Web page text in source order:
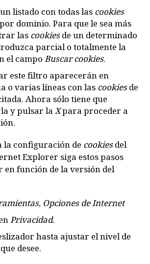
listado con todas las cookies
dominio. Para que le sea más
las cookiesde un determinado
parcial o totalmente la
el campo Buscar cookies.
este filtro aparecerán en
o varias líneas con las cookiesde
Ahora sólo tiene que
y pulsar laXpara proceder a
la configuración de cookiesdel
Explorer siga estos pasos
en función de la versión del
, Opciones de Internet
Privacidad.
hasta ajustar el nivel de
desee.